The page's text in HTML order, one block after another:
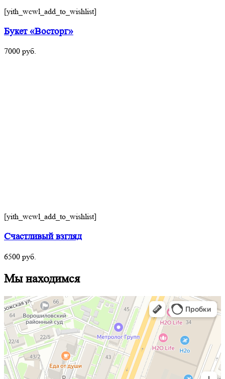
[yith_wcwl_add_to_wishlist]
Букет «Восторг»
7000 руб.
[yith_wcwl_add_to_wishlist]
Счастливый взгляд
6500 руб.
Мы находимся